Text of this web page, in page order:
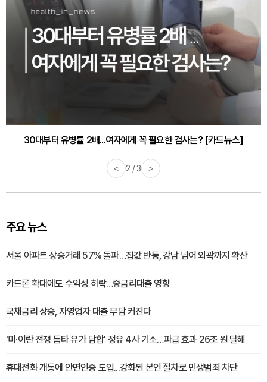
감기·독감 예방하고 면역력 높이는 4가지 영양제 [카드뉴스]
< 3 / 3 >
주요 뉴스
서울 아파트 상승거래 57% 돌파…집값 반등, 강남 넘어 외곽까지 확산
카드론 확대에도 수익성 하락…중금리대출 영향
국채금리 상승, 자영업자 대출 부담 커진다
'미·이란 전쟁 틈타 유가 담합' 정유 4사 기소…파급 효과 26조 원 달해
휴대전화 개통에 안면인증 도입...강화된 본인 절차로 민생범죄 차단